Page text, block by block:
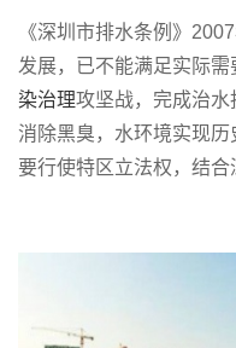
《深圳市排水条例》
发展，已不能满足实际
染治理攻坚战，完成治
消除黑臭，水环境实现
要行使特区立法权，结合